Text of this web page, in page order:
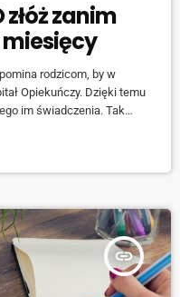
złóż zanim
miesięcy
rodzicom, by w
Opiekuńczy. Dzięki temu
im świadczenia. Tak
pierwsze
insert_link